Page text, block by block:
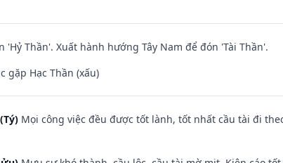
'Hỷ Thần'. Xuất hành hướng Tây Nam để đón 'Tài Thần'.
gặp Hạc Thần (xấu)
Mọi công việc đều được tốt lành, tốt nhất cầu tài đi